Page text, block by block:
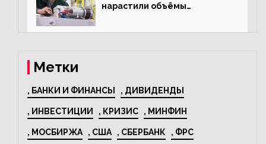
нарастили объёмы
электрооборудования на
Метки
, БАНКИ И ФИНАНСЫ , ДИВИДЕНДЫ
, ИНВЕСТИЦИИ , КРИЗИС , МИНФИН
, МОСБИРЖА , США , СБЕРБАНК , ФРС